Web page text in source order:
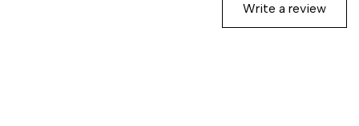
Write a review